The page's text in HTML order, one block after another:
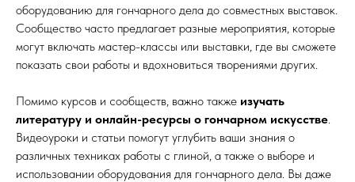
оборудованию для гончарного дела до совместных выставок.
Сообщество часто предлагает разные мероприятия, которые
могут включать мастер-классы или выставки, где вы сможете
показать свои работы и вдохновиться творениями других.
Помимо курсов и сообществ, важно также изучать
литературу и онлайн-ресурсы о гончарном искусстве.
Видеоуроки и статьи помогут углубить ваши знания о
различных техниках работы с глиной, а также о выборе и
использовании оборудования для гончарного дела. Вы даже